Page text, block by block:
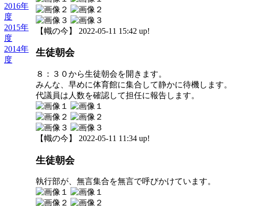
2016年
度
2015年
度
2014年
度
【幟の今】 2022-05-11 15:42 up!
生徒朝会
８：３０から生徒朝会を開きます。
みんな、早めに体育館に集合して静かに待機します。
代議員は人数を確認して担任に報告します。
【幟の今】 2022-05-11 11:34 up!
生徒朝会
執行部が、無言集合を無言で呼びかけています。